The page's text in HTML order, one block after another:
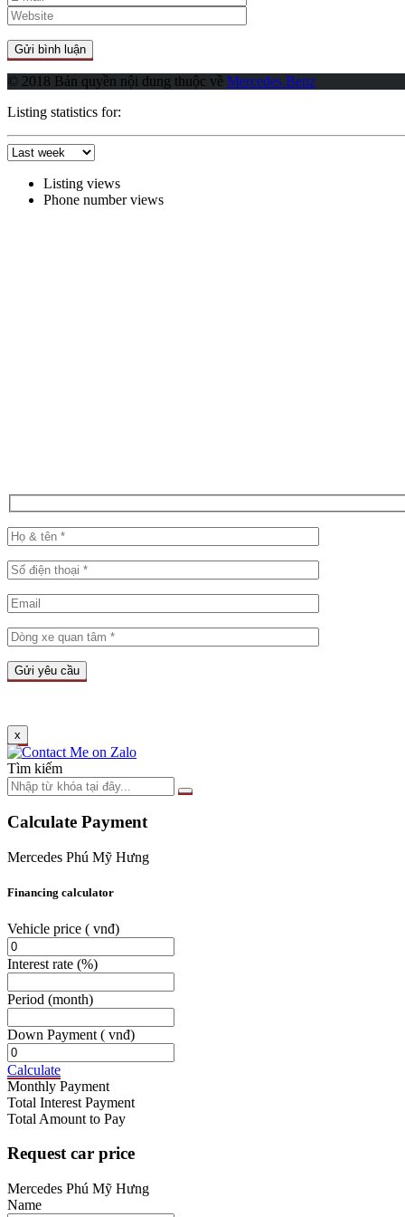
© 2018 Bản quyền nội dung thuộc về Mercedes Benz
Listing statistics for:
Listing views
Phone number views
x
Tìm kiếm
Calculate Payment
Mercedes Phú Mỹ Hưng
Financing calculator
Vehicle price ( vnđ)
Interest rate (%)
Period (month)
Down Payment ( vnđ)
Calculate
Monthly Payment
Total Interest Payment
Total Amount to Pay
Request car price
Mercedes Phú Mỹ Hưng
Name